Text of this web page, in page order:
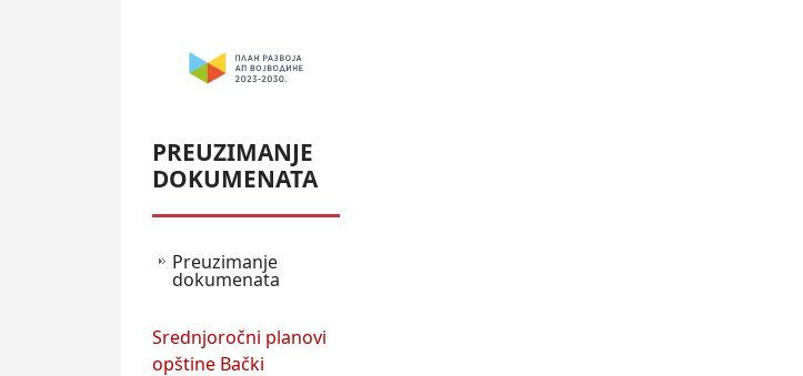
PREUZIMANJE
DOKUMENATA
Preuzimanje
dokumenata
Srednjoročni planovi
opštine Bački